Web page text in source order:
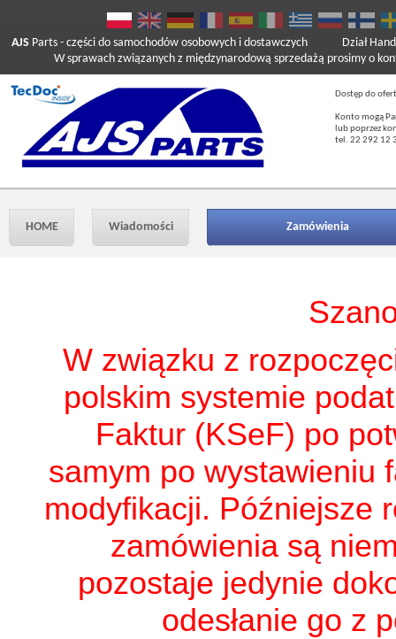
AJS Parts - części do samochodów osobowych i dostawczych
W sprawach związanych z międzynarodową sprzedażą prosimy o
Dział
Dostęp do
Konto mogą
lub poprzez
tel. 22 292 12
HOME Wiadomości Zamówienia
W związku z
polskim systemie
Faktur (KSeF) po
samym po wystawieniu
modyfikacji. Późniejsze
zamówienia są
pozostaje jedynie
odesłanie go z